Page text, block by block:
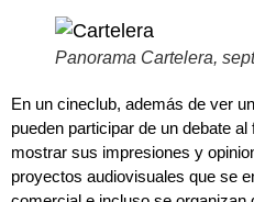
Panorama Cartelera,
En un cineclub, además de ver
pueden participar de un debate
mostrar sus impresiones y
proyectos audiovisuales que se